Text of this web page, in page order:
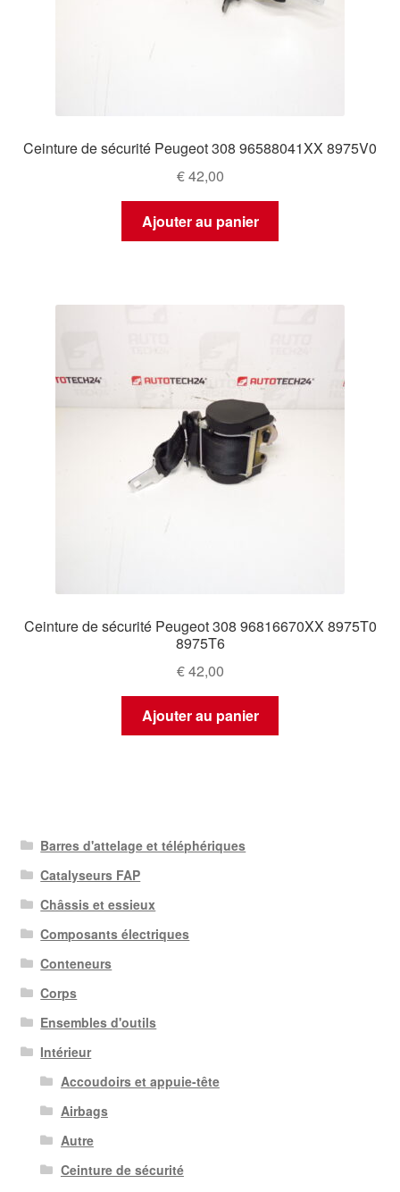
Ceinture de sécurité Peugeot 308 96588041XX 8975V0
€42,00
Ajouter au panier
Ceinture de sécurité Peugeot 308 96816670XX 8975T0
8975T6
€42,00
Ajouter au panier
Barres d'attelage et téléphériques
Catalyseurs FAP
Châssis et essieux
Composants électriques
Conteneurs
Corps
Ensembles d'outils
Intérieur
Accoudoirs et appuie-tête
Airbags
Autre
Ceinture de sécurité